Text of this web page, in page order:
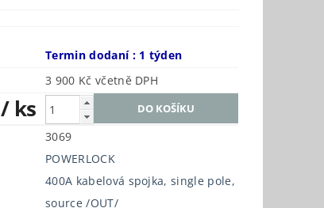
Termin dodaní : 1 týden
3 900 Kč včetně DPH
/ ks
3069
POWERLOCK
400A kabelová spojka, single pole,
source /OUT/